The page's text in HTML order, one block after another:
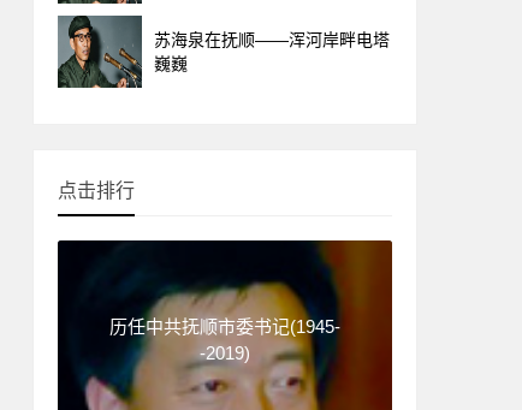
苏海泉在抚顺——浑河岸畔电塔
巍巍
点击排行
历任中共抚顺市委书记(1945-
-2019)